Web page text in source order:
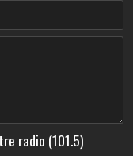
radio (101.5)